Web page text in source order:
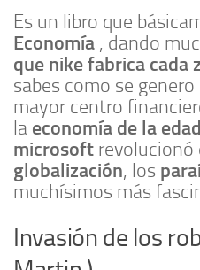
Es un libro que
Economía , dando
que nike fabrica cada
sabes como se genero
mayor centro
la economía de la
microsoft revolucionó
globalización, los
muchísimos más
Invasión de los